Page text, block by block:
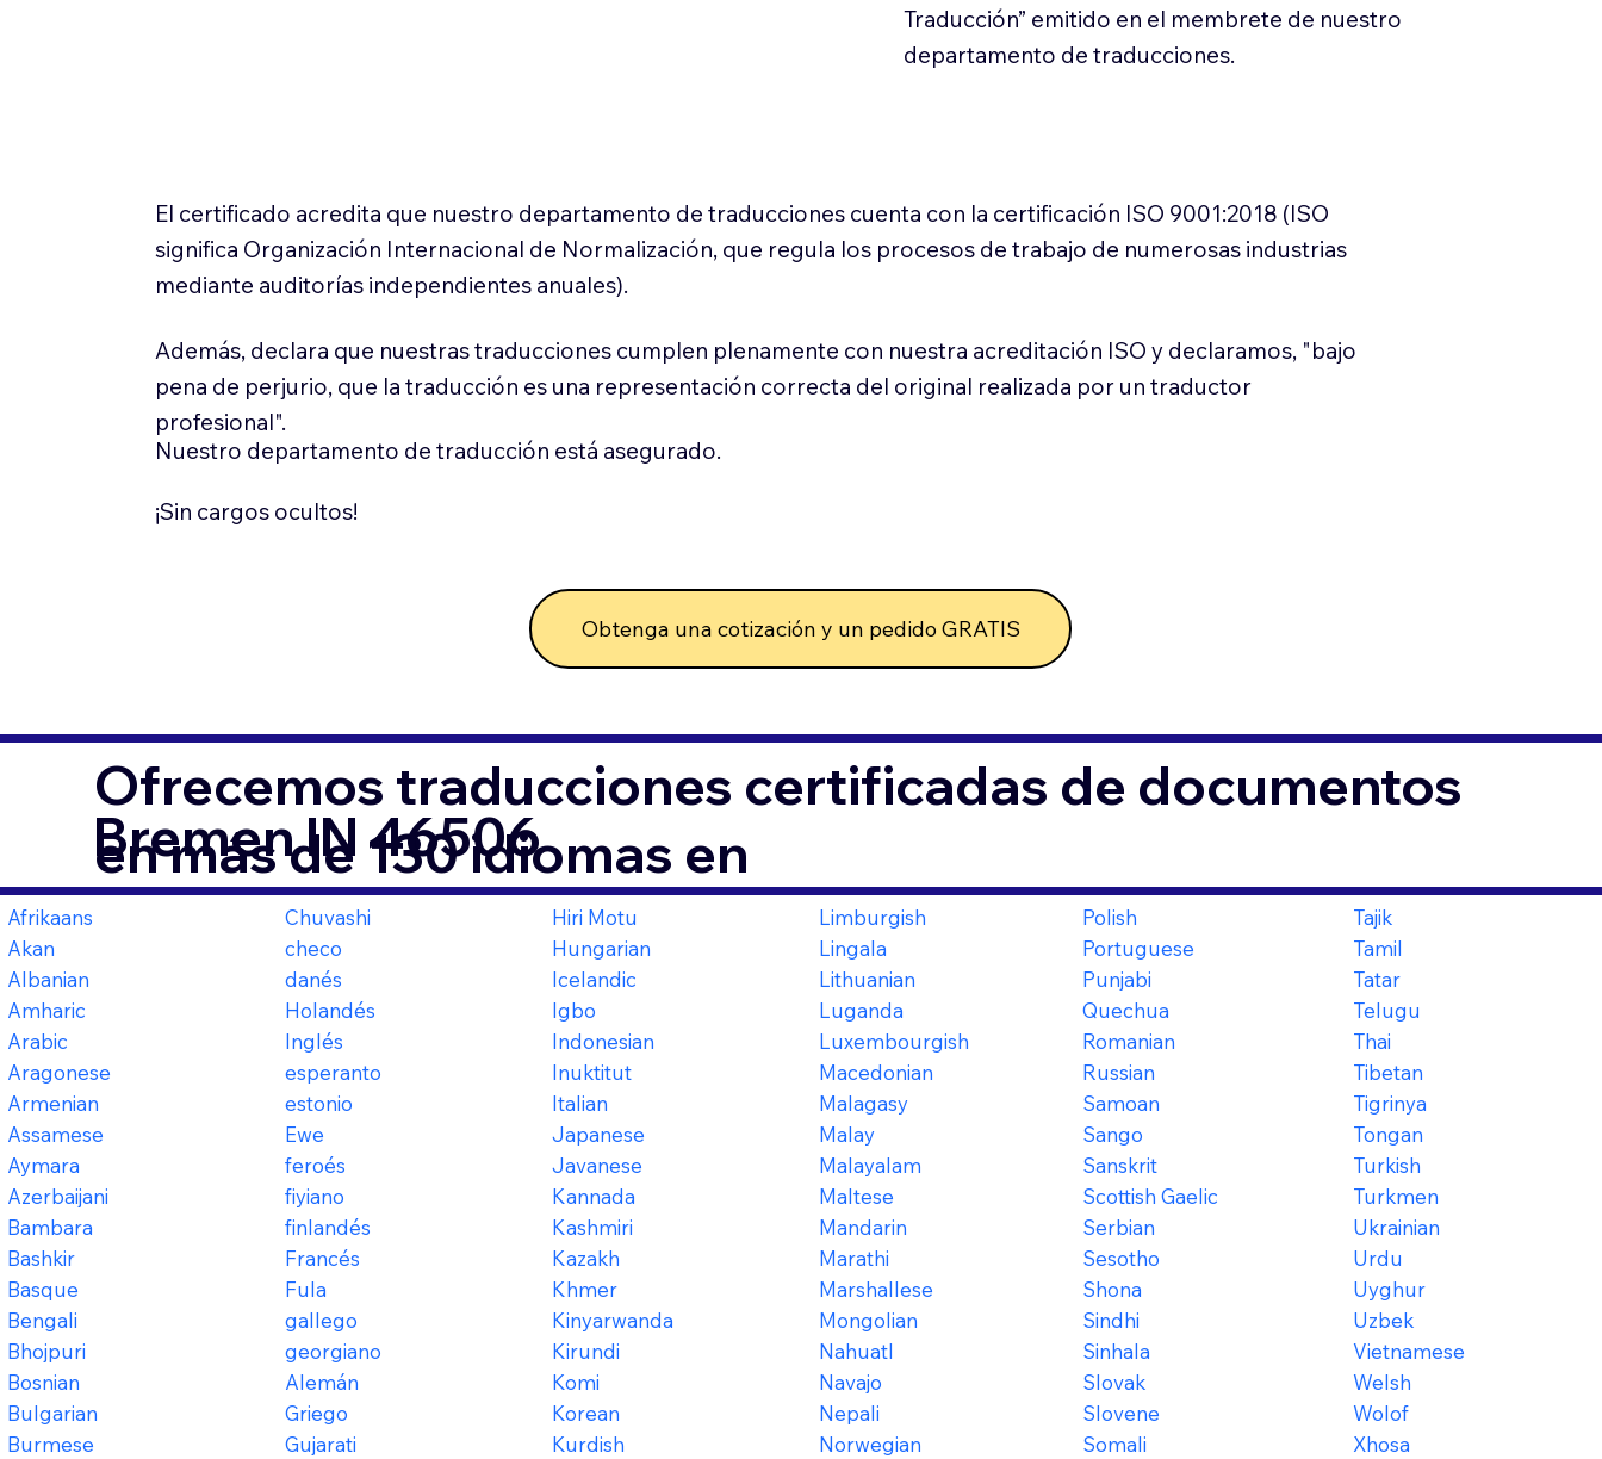
Traducción” emitido en el membrete de nuestro
departamento de traducciones.
El certificado acredita que nuestro departamento de traducciones cuenta con la certificación ISO 9001:2018 (ISO
significa Organización Internacional de Normalización, que regula los procesos de trabajo de numerosas industrias
mediante auditorías independientes anuales).
Además, declara que nuestras traducciones cumplen plenamente con nuestra acreditación ISO y declaramos, "bajo
pena de perjurio, que la traducción es una representación correcta del original realizada por un traductor
profesional".
Nuestro departamento de traducción está asegurado.
¡Sin cargos ocultos!
Obtenga una cotización y un pedido GRATIS
Ofrecemos traducciones certificadas de documentos
en más de 130 idiomas en
Bremen IN 46506
Afrikaans
Akan
Albanian
Amharic
Arabic
Aragonese
Armenian
Assamese
Aymara
Azerbaijani
Bambara
Bashkir
Basque
Bengali
Bhojpuri
Bosnian
Bulgarian
Burmese
Chuvashi
checo
danés
Holandés
Inglés
esperanto
estonio
Ewe
feroés
fiyiano
finlandés
Francés
Fula
gallego
georgiano
Alemán
Griego
Gujarati
Hiri Motu
Hungarian
Icelandic
Igbo
Indonesian
Inuktitut
Italian
Japanese
Javanese
Kannada
Kashmiri
Kazakh
Khmer
Kinyarwanda
Kirundi
Komi
Korean
Kurdish
Limburgish
Lingala
Lithuanian
Luganda
Luxembourgish
Macedonian
Malagasy
Malay
Malayalam
Maltese
Mandarin
Marathi
Marshallese
Mongolian
Nahuatl
Navajo
Nepali
Norwegian
Polish
Portuguese
Punjabi
Quechua
Romanian
Russian
Samoan
Sango
Sanskrit
Scottish Gaelic
Serbian
Sesotho
Shona
Sindhi
Sinhala
Slovak
Slovene
Somali
Tajik
Tamil
Tatar
Telugu
Thai
Tibetan
Tigrinya
Tongan
Turkish
Turkmen
Ukrainian
Urdu
Uyghur
Uzbek
Vietnamese
Welsh
Wolof
Xhosa